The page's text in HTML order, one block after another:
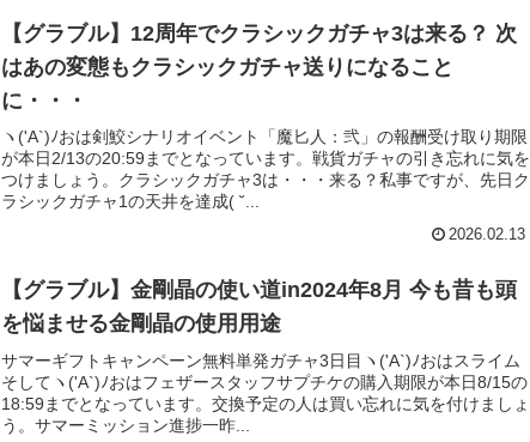
【グラブル】12周年でクラシックガチャ3は来る？ 次
はあの変態もクラシックガチャ送りになること
に・・・
ヽ('A`)ﾉおは剣鮫シナリオイベント「魔匕人：弐」の報酬受け取り期限
が本日2/13の20:59までとなっています。戦貨ガチャの引き忘れに気を
つけましょう。クラシックガチャ3は・・・来る？私事ですが、先日ク
ラシックガチャ1の天井を達成( ˘...
2026.02.13
【グラブル】金剛晶の使い道in2024年8月 今も昔も頭
を悩ませる金剛晶の使用用途
サマーギフトキャンペーン無料単発ガチャ3日目ヽ('A`)ﾉおはスライム
そしてヽ('A`)ﾉおはフェザースタッフサプチケの購入期限が本日8/15の
18:59までとなっています。交換予定の人は買い忘れに気を付けましょ
う。サマーミッション進捗一昨...